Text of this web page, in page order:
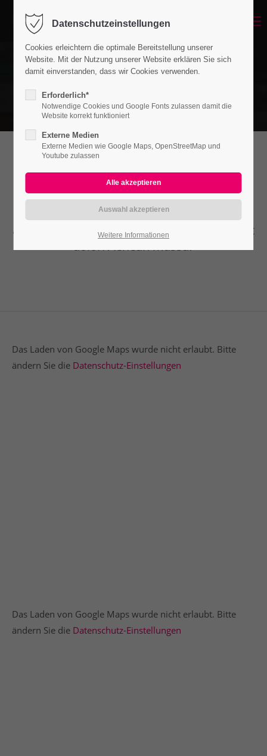
Google Maps
Lorem ipsum dolor sit amet, consectetuer
adipiscing elit. Aenean commodo ligula eget
dolor. Aenean massa.
Das Laden von Google Maps wurde nicht erlaubt. Bitte
ändern Sie die Datenschutz-Einstellungen
Das Laden von Google Maps wurde nicht erlaubt. Bitte
ändern Sie die Datenschutz-Einstellungen
Datenschutzeinstellungen
Cookies erleichtern die optimale Bereitstellung unserer
Website. Mit der Nutzung unserer Website erklären Sie sich
damit einverstanden, dass wir Cookies verwenden.
Erforderlich*
Notwendige Cookies und Google Fonts zulassen damit die
Website korrekt funktioniert
Externe Medien
Externe Medien wie Google Maps, OpenStreetMap und
Youtube zulassen
Weitere Informationen